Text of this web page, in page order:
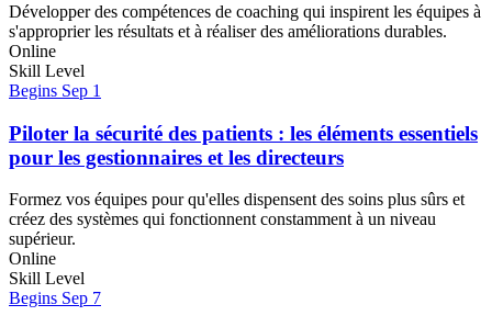
Développer des compétences de coaching qui inspirent les équipes à
s'approprier les résultats et à réaliser des améliorations durables.
Online
Skill Level
Begins Sep 1
Piloter la sécurité des patients : les éléments essentiels
pour les gestionnaires et les directeurs
Formez vos équipes pour qu'elles dispensent des soins plus sûrs et
créez des systèmes qui fonctionnent constamment à un niveau
supérieur.
Online
Skill Level
Begins Sep 7